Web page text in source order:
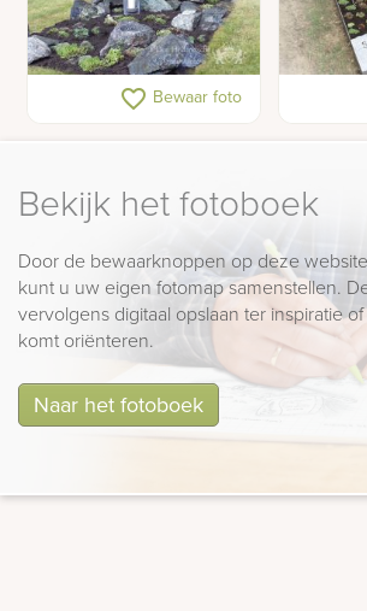
Grafkeien grafsteen
favorite_border Bewaar foto
hout
Bekijk het fotoboek
Door de bewaarknoppen op deze
kunt u uw eigen fotomap samenstellen.
vervolgens digitaal opslaan ter inspiratie
komt oriënteren.
Naar het fotoboek